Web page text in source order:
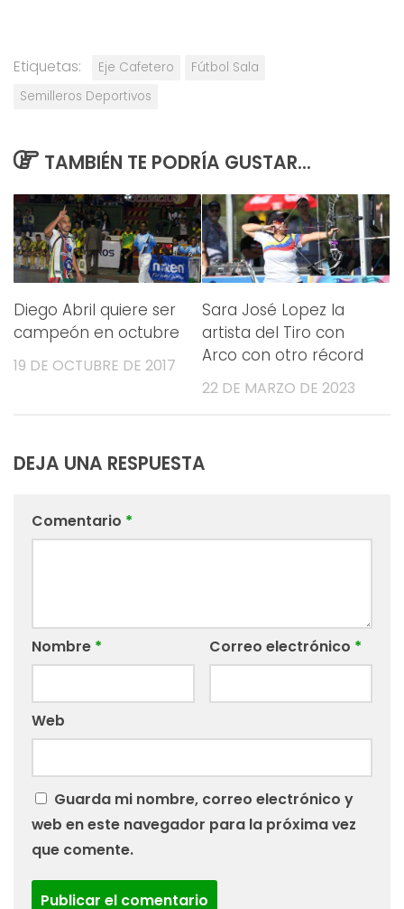
Etiquetas: Eje Cafetero
Fútbol Sala
Semilleros Deportivos
TAMBIÉN TE PODRÍA GUSTAR...
Diego Abril quiere ser
campeón en octubre
19 DE OCTUBRE DE 2017
Sara José Lopez la
artista del Tiro con
Arco con otro récord
22 DE MARZO DE 2023
DEJA UNA RESPUESTA
Comentario *
Nombre * Correo electrónico *
Web
Guarda mi nombre, correo electrónico y
web en este navegador para la próxima vez
que comente.